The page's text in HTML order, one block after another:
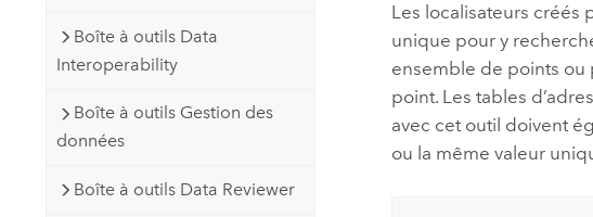
Boîte à outils Data
Interoperability
Boîte à outils Gestion des
données
Boîte à outils Data Reviewer
Les localisateurs créés
unique pour y
ensemble de points ou
point. Les tables
avec cet outil doivent
ou la même valeur